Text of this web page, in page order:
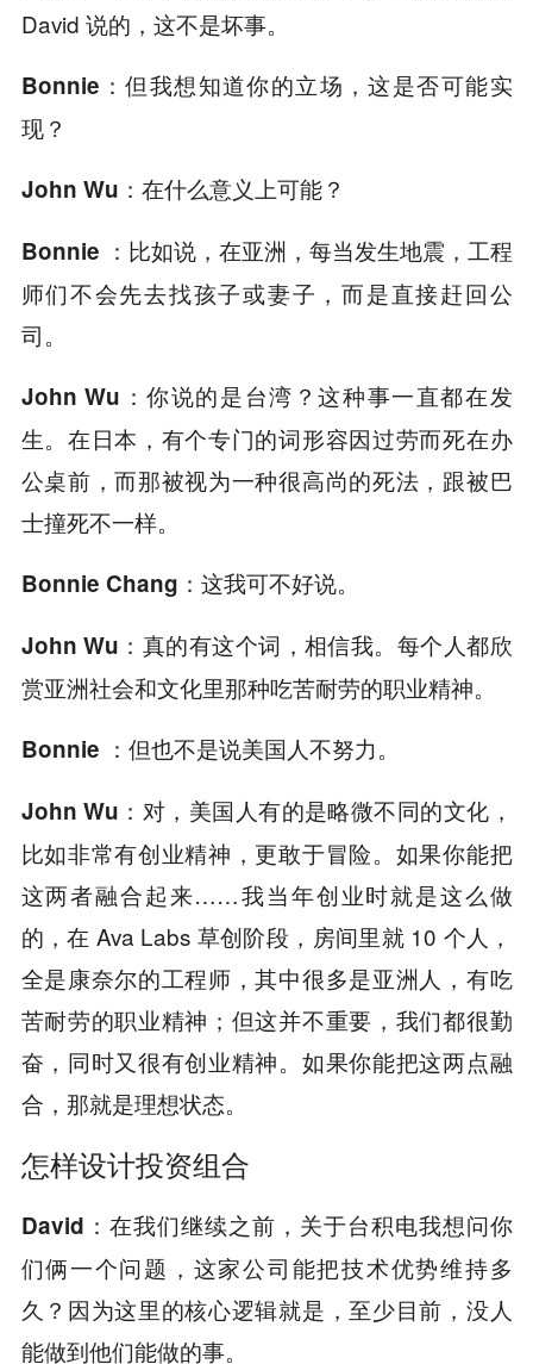
David 说的，这不是坏事。
Bonnie：但我想知道你的立场，这是否可能实
现？
John Wu： 在什么意义上可能？
Bonnie ： 比如说，在亚洲，每当发生地震，工程
师们不会先去找孩子或妻子，而是直接赶回公
司。
John Wu：你说的是台湾？这种事一直都在发
生。在日本，有个专门的词形容因过劳而死在办
公桌前，而那被视为一种很高尚的死法，跟被巴
士撞死不一样。
Bonnie Chang： 这我可不好说。
John Wu： 真的有这个词，相信我。每个人都欣
赏亚洲社会和文化里那种吃苦耐劳的职业精神。
Bonnie ： 但也不是说美国人不努力。
John Wu： 对，美国人有的是略微不同的文化，
比如非常有创业精神，更敢于冒险。如果你能把
这两者融合起来……我当年创业时就是这么做
的，在 Ava Labs 草创阶段，房间里就 10 个人，
全是康奈尔的工程师，其中很多是亚洲人，有吃
苦耐劳的职业精神；但这并不重要，我们都很勤
奋，同时又很有创业精神。如果你能把这两点融
合，那就是理想状态。
怎样设计投资组合
David： 在我们继续之前，关于台积电我想问你
们俩一个问题，这家公司能把技术优势维持多
久？因为这里的核心逻辑就是，至少目前，没人
能做到他们能做的事。